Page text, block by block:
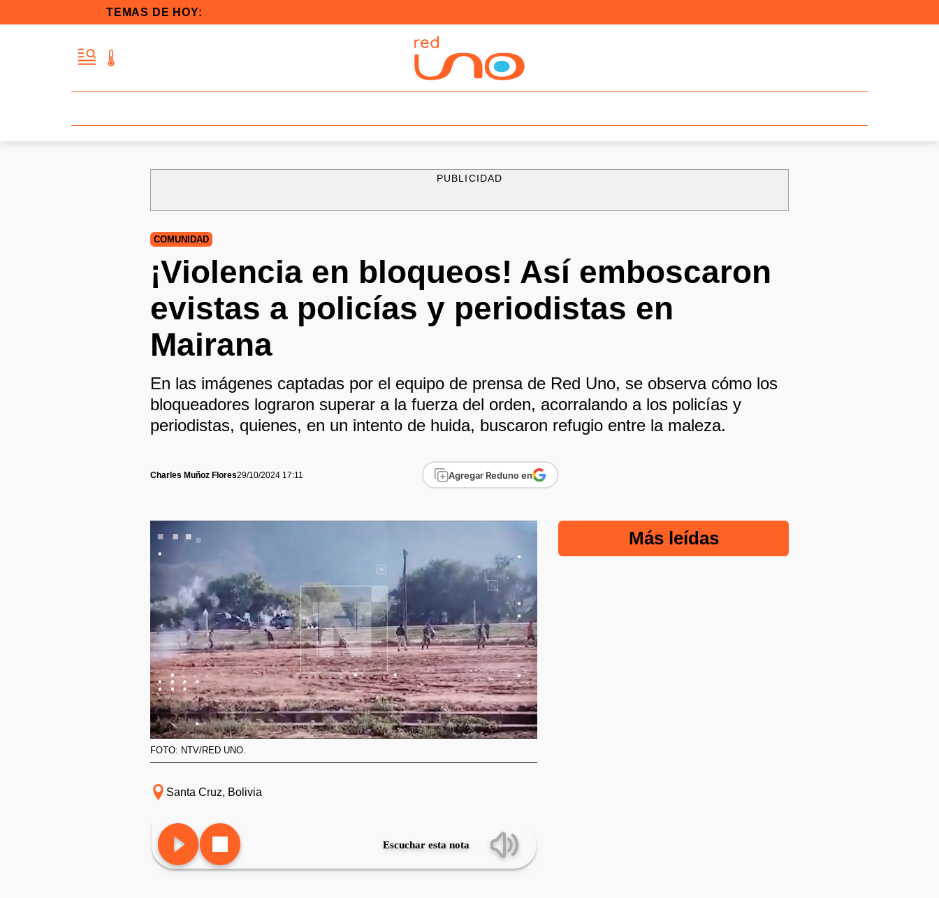
TEMAS DE HOY:
PUBLICIDAD
COMUNIDAD
¡Violencia en bloqueos! Así emboscaron
evistas a policías y periodistas en
Mairana
En las imágenes captadas por el equipo de prensa de Red Uno, se observa cómo los
bloqueadores lograron superar a la fuerza del orden, acorralando a los policías y
periodistas, quienes, en un intento de huida, buscaron refugio entre la maleza.
Charles Muñoz Flores29/10/2024 17:11 Agregar Reduno en
FOTO: NTV/RED UNO.
Santa Cruz, Bolivia
Escuchar esta nota
Más leídas